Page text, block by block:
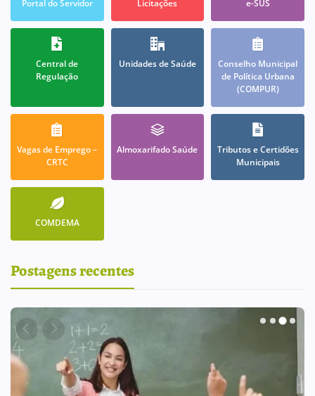
Portal do Servidor Licitações e-SUS
Central de
Regulação
Unidades de Saúde
Conselho Municipal
de Política Urbana
(COMPUR)
Vagas de Emprego –
CRTC
Almoxarifado Saúde
Tributos e Certidões
Municipais
COMDEMA
Postagens recentes